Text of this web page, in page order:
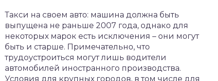
Такси на своем авто: машина должна быть
выпущена не раньше 2007 года, однако для
некоторых марок есть исключения – они могут
быть и старше. Примечательно, что
трудоустроиться могут лишь водители
автомобилей иностранного производства.
Условия для крупных городов, в том числе для